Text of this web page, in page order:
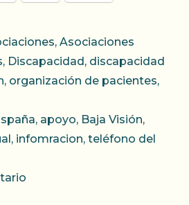
, Asociaciones
, Discapacidad , discapacidad
, organización de pacientes,
, apoyo, Baja Visión,
, infomracion, teléfono del